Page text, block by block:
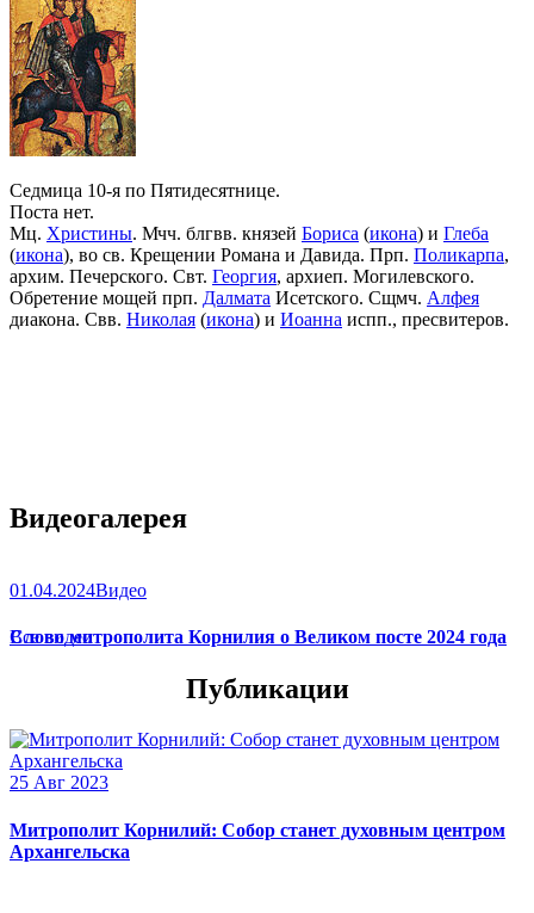
Седмица 10-я по Пятидесятнице.
Поста нет.
Мц. Христины. Мчч. блгвв. князей Бориса (икона) и Глеба
(икона), во св. Крещении Романа и Давида. Прп. Поликарпа,
архим. Печерского. Свт. Георгия, архиеп. Могилевского.
Обретение мощей прп. Далмата Исетского. Сщмч. Алфея
диакона. Свв. Николая (икона) и Иоанна испп., пресвитеров.
Видеогалерея
01.04.2024Видео
Слово митрополита Корнилия о Великом посте 2024 года
Все видео
Публикации
25 Авг 2023
Митрополит Корнилий: Собор станет духовным центром
Архангельска